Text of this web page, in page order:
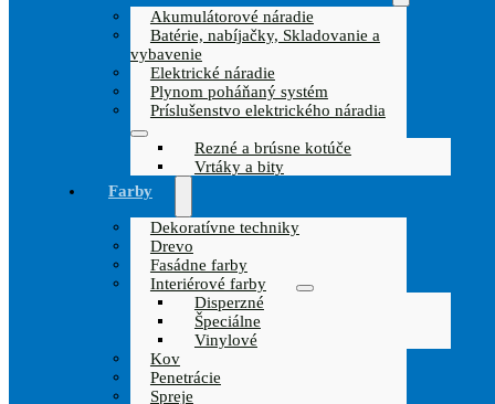
Akumulátorové náradie
Batérie, nabíjačky, Skladovanie a
vybavenie
Elektrické náradie
Plynom poháňaný systém
Príslušenstvo elektrického náradia
Rezné a brúsne kotúče
Vrtáky a bity
Farby
Dekoratívne techniky
Drevo
Fasádne farby
Interiérové farby
Disperzné
Špeciálne
Vinylové
Kov
Penetrácie
Spreje